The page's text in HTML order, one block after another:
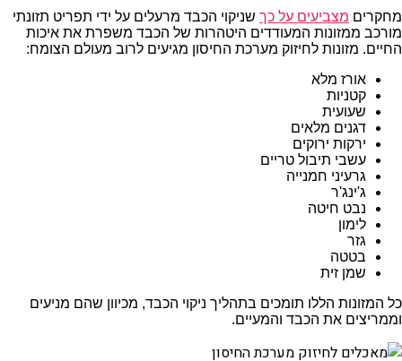
מחקרים מצביעים על כך שניקוי הכבד מרעלים על ידי תפריט תזונתי
מורכב ממזונות המעודדים היטהרות של הכבד משפרת את איכות
החיים. מזונות לחיזוק מערכת החיסון מגיעים לרוב מעולם הצומח:
אורז מלא
קטניות
שעועית
דגנים מלאים
ירקות ירוקים
עשבי תיבול טריים
גרעיני חמנייה
ג'ינג'ר
נבט חיטה
לימון
גזר
בטטה
שמן זית
כל המזונות הללו תומכים בתהליך ניקוי הכבד, מכיוון שהם מניעים
וממריצים את הכבד והמעיים.